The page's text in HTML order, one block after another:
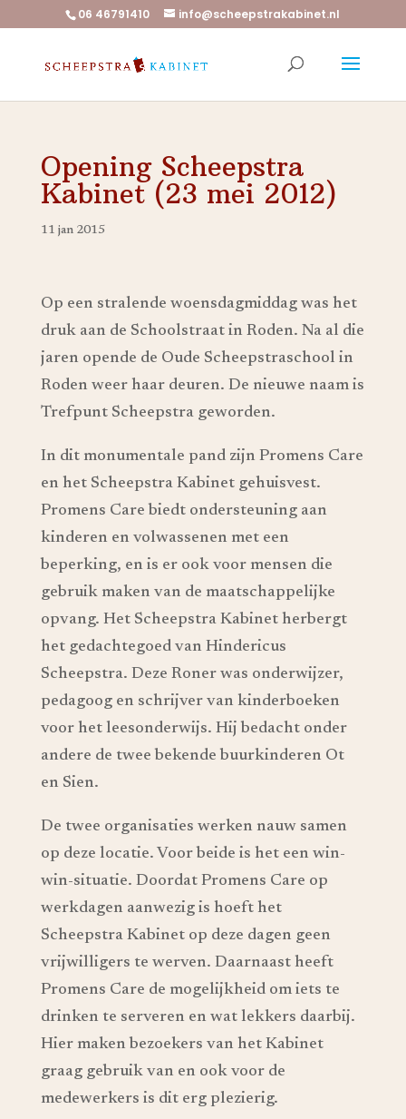
06 46791410 info@scheepstrakabinet.nl
Opening Scheepstra
Kabinet (23 mei 2012)
11 jan 2015
Op een stralende woensdagmiddag was het
druk aan de Schoolstraat in Roden. Na al die
jaren opende de Oude Scheepstraschool in
Roden weer haar deuren. De nieuwe naam is
Trefpunt Scheepstra geworden.
In dit monumentale pand zijn Promens Care
en het Scheepstra Kabinet gehuisvest.
Promens Care biedt ondersteuning aan
kinderen en volwassenen met een
beperking, en is er ook voor mensen die
gebruik maken van de maatschappelijke
opvang. Het Scheepstra Kabinet herbergt
het gedachtegoed van Hindericus
Scheepstra. Deze Roner was onderwijzer,
pedagoog en schrijver van kinderboeken
voor het leesonderwijs. Hij bedacht onder
andere de twee bekende buurkinderen Ot
en Sien.
De twee organisaties werken nauw samen
op deze locatie. Voor beide is het een win-
win-situatie. Doordat Promens Care op
werkdagen aanwezig is hoeft het
Scheepstra Kabinet op deze dagen geen
vrijwilligers te werven. Daarnaast heeft
Promens Care de mogelijkheid om iets te
drinken te serveren en wat lekkers daarbij.
Hier maken bezoekers van het Kabinet
graag gebruik van en ook voor de
medewerkers is dit erg plezierig.